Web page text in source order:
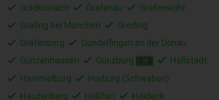
Goldkronach
Grafenau
Grafenwöhr
Grafing bei München
Greding
Gräfenberg
Gundelfingen an der Donau
Gunzenhausen
Günzburg H
Hallstadt
Hammelburg
Harburg (Schwaben)
Hauzenberg
Haßfurt
Heideck